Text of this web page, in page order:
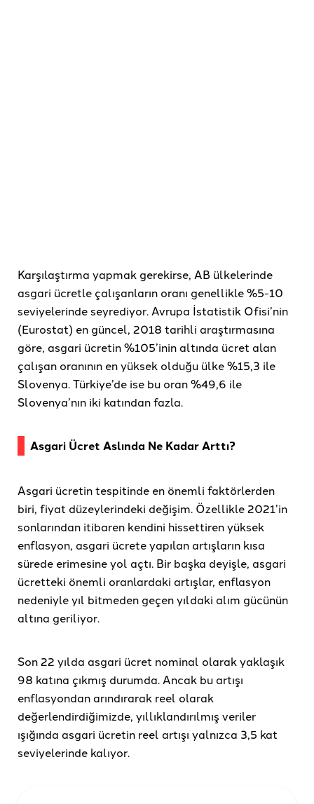
Karşılaştırma yapmak gerekirse, AB ülkelerinde
asgari ücretle çalışanların oranı genellikle %5-10
seviyelerinde seyrediyor. Avrupa İstatistik Ofisi’nin
(Eurostat) en güncel, 2018 tarihli araştırmasına
göre, asgari ücretin %105’inin altında ücret alan
çalışan oranının en yüksek olduğu ülke %15,3 ile
Slovenya. Türkiye’de ise bu oran %49,6 ile
Slovenya’nın iki katından fazla.
Asgari Ücret Aslında Ne Kadar Arttı?
Asgari ücretin tespitinde en önemli faktörlerden
biri, fiyat düzeylerindeki değişim. Özellikle 2021’in
sonlarından itibaren kendini hissettiren yüksek
enflasyon, asgari ücrete yapılan artışların kısa
sürede erimesine yol açtı. Bir başka deyişle, asgari
ücretteki önemli oranlardaki artışlar, enflasyon
nedeniyle yıl bitmeden geçen yıldaki alım gücünün
altına geriliyor.
Son 22 yılda asgari ücret nominal olarak yaklaşık
98 katına çıkmış durumda. Ancak bu artışı
enflasyondan arındırarak reel olarak
değerlendirdiğimizde, yıllıklandırılmış veriler
ışığında asgari ücretin reel artışı yalnızca 3,5 kat
seviyelerinde kalıyor.